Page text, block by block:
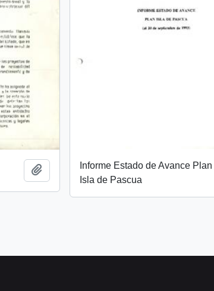
Añadir al portapapeles
Informe Estado de Avance Plan
Isla de Pascua